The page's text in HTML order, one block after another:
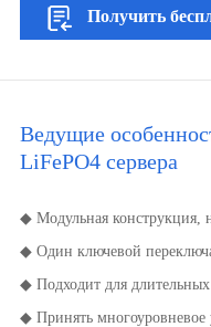
Получить
Ведущие
LiFePO4 сервера
◆ Модульная конструкция,
◆ Один ключевой
◆ Подходит для
◆ Принять многоуровневое